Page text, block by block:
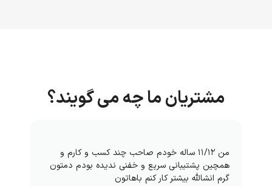
مشتریان ما چه می گویند؟
من ۱۱/۱۲ ساله خودم صاحب چند کسب و کارم و
همچین پشتیبانی سریع و خفنی ندیده بودم دمتون
گرم انشالله بیشتر کار کنم باهاتون